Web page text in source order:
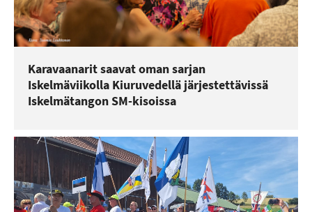
Karavaanarit saavat oman sarjan
Iskelmäviikolla Kiuruvedellä järjestettävissä
Iskelmätangon SM-kisoissa